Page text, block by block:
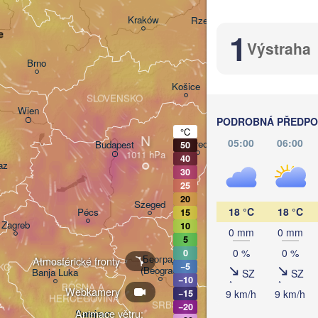
1 Výstraha
PODROBNÁ
05:00
06:00
18 °C
0 mm
0 %
SZ
9 km/h
18 °C
0 mm
0 %
SZ
9 km/h
Animace větru:
Webkamery
Atmosférické fronty
Kraków Rzeszów
Brno
Wien
Budapest
Београд
(Beograd)
Zagreb
Debrecen
Sarajevo
Košice
Szeged
Banja Luka
Pécs
SRBSKO
BOSNA A
HERCEGOVINA
SLOVENSKO
Craiova
Sibiu
Cluj-Napoca
N °C
50
40
30
25
20
15
10
5
0
−5
−10
−15
−20